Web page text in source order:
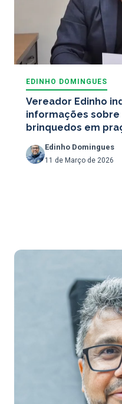
EDINHO DOMINGUES
Vereador Edinho
informações
brinquedos em
Edinho Domingues
11 de Março de 2026